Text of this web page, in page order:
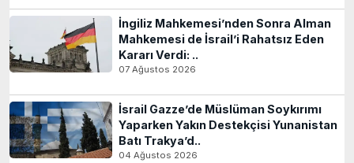
İngiliz Mahkemesi’nden Sonra Alman
Mahkemesi de İsrail’i Rahatsız Eden
Kararı Verdi: ..
07 Ağustos 2026
İsrail Gazze’de Müslüman Soykırımı
Yaparken Yakın Destekçisi Yunanistan
Batı Trakya’d..
04 Ağustos 2026